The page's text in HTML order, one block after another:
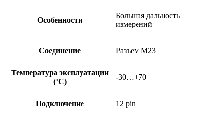
Особенности
Большая дальность
измерений
Соединение Разъем М23
Температура эксплуатации
(°C)
-30…+70
Подключение 12 pin